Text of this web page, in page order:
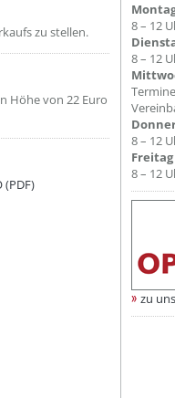
zu stellen.
Höhe von 22 Euro
(PDF)
8 – 12
8 – 12
8 – 12
Freitag
8 – 12
zu